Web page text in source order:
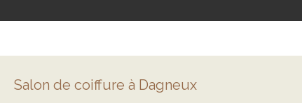
Salon de coiffure à Dagneux